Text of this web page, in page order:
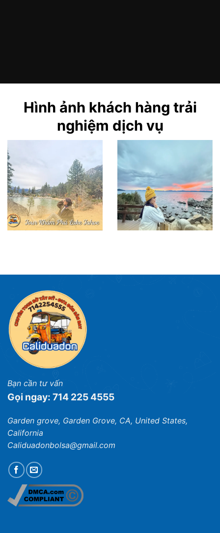
Hình ảnh khách hàng trải
nghiệm dịch vụ
Bạn cần tư vấn
Gọi ngay: 714 225 4555
Garden grove, Garden Grove, CA, United States,
California
Caliduadonbolsa@gmail.com